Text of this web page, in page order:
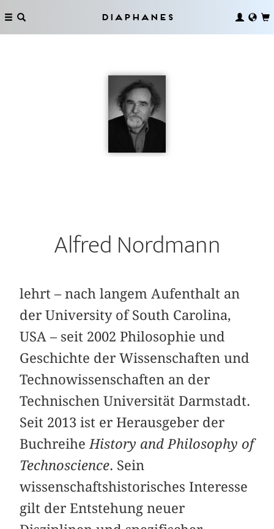
Diaphanes
Alfred Nordmann
lehrt – nach langem Aufenthalt an
der University of South Carolina,
USA – seit 2002 Philosophie und
Geschichte der Wissenschaften und
Technowissenschaften an der
Technischen Universität Darmstadt.
Seit 2013 ist er Herausgeber der
Buchreihe History and Philosophy of
Technoscience. Sein
wissenschaftshistorisches Interesse
gilt der Entstehung neuer